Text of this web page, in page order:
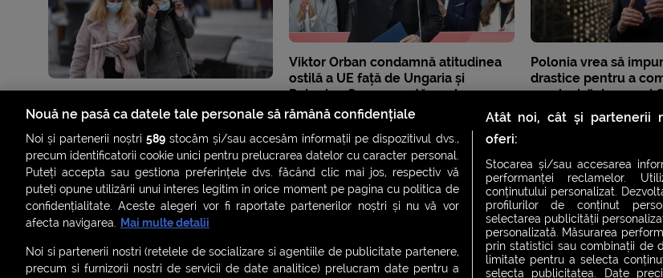
Viktor Orban condamnă atitudinea
ostilă a UE față de Ungaria și
Polonia. „Se comportă ca și cum am
fi dușmani”
Polonia vrea să
drastice pentru a
„explozia” de cazuri
Nouă ne pasă ca datele tale personale să rămână confidențiale
Noi și partenerii noștri589 stocăm și/sau accesăm informații pe dispozitivul dvs.,
precum identificatorii cookie unici pentru prelucrarea datelor cu caracter personal.
Puteți accepta sau gestiona preferințele dvs. făcând clic mai jos, respectiv vă
puteți opune utilizării unui interes legitim în orice moment pe pagina cu politica de
confidențialitate. Aceste alegeri vor fi raportate partenerilor noștri și nu vă vor
afecta navigarea. Mai multe detalii
Noi si partenerii nostri (retelele de socializare si agentiile de publicitate partenere,
precum si furnizorii nostri de servicii de date analitice) prelucram date pentru a
Atât noi, cât și partenerii
oferi:
Stocarea și/sau accesarea
performanței reclamelor.
conținutului personalizat.
profilurilor de conținut
selectarea publicității
personalizată. Măsurarea
prin statistici sau combinații de
limitate pentru a selecta
selecta publicitatea. Date